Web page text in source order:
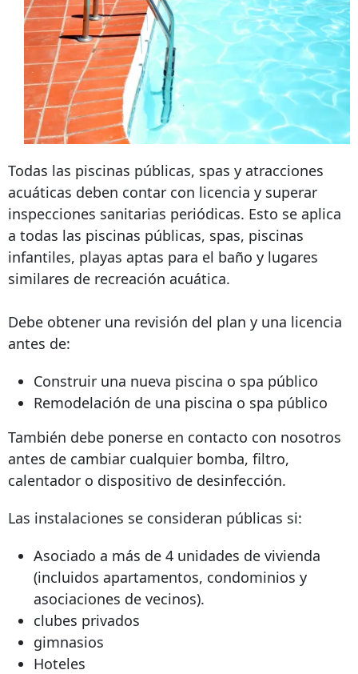
Todas las piscinas públicas, spas y atracciones
acuáticas deben contar con licencia y superar
inspecciones sanitarias periódicas. Esto se aplica
a todas las piscinas públicas, spas, piscinas
infantiles, playas aptas para el baño y lugares
similares de recreación acuática.
Debe obtener una revisión del plan y una licencia
antes de:
Construir una nueva piscina o spa público
Remodelación de una piscina o spa público
También debe ponerse en contacto con nosotros
antes de cambiar cualquier bomba, filtro,
calentador o dispositivo de desinfección.
Las instalaciones se consideran públicas si:
Asociado a más de 4 unidades de vivienda
(incluidos apartamentos, condominios y
asociaciones de vecinos).
clubes privados
gimnasios
Hoteles